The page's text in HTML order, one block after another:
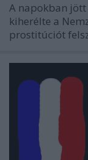
A napokban
kiherélte a
prostitúciót